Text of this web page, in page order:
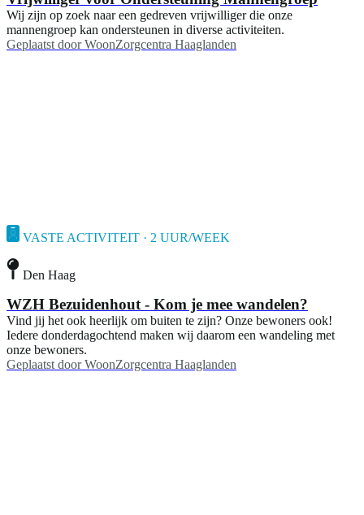
Wij zijn op zoek naar een gedreven vrijwilliger die onze
mannengroep kan ondersteunen in diverse activiteiten.
Geplaatst door WoonZorgcentra Haaglanden
VASTE ACTIVITEIT · 2 UUR/WEEK
Den Haag
WZH Bezuidenhout - Kom je mee wandelen?
Vind jij het ook heerlijk om buiten te zijn? Onze bewoners ook!
Iedere donderdagochtend maken wij daarom een wandeling met
onze bewoners.
Geplaatst door WoonZorgcentra Haaglanden